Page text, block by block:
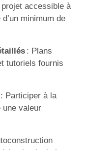
accessible à
minimum de
: Plans
tutoriels fournis
Participer à la
une valeur